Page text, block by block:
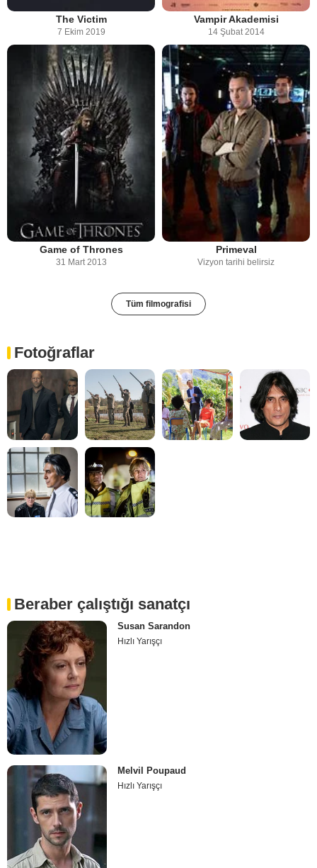
The Victim
7 Ekim 2019
Vampir Akademisi
14 Şubat 2014
Game of Thrones
31 Mart 2013
Primeval
Vizyon tarihi belirsiz
Tüm filmografisi
Fotoğraflar
Beraber çalıştığı sanatçı
Susan Sarandon
Hızlı Yarışçı
Melvil Poupaud
Hızlı Yarışçı